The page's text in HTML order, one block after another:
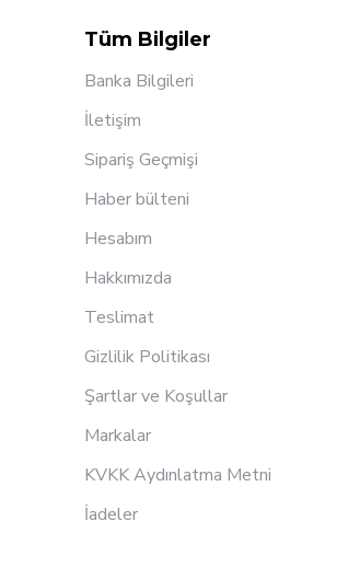
Tüm Bilgiler
Banka Bilgileri
İletişim
Sipariş Geçmişi
Haber bülteni
Hesabım
Hakkımızda
Teslimat
Gizlilik Politikası
Şartlar ve Koşullar
Markalar
KVKK Aydınlatma Metni
İadeler